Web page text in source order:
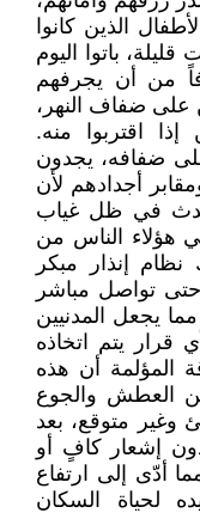
الذين كانوا
باتوا اليوم
من أن يجرفهم
على ضفاف النهر،
اقتربوا منه.
ضفافه، يجدون
أجدادهم لأن
في ظل غياب
هؤلاء الناس من
نظام إنذار مبكر
تواصل مباشر
يجعل المدنيين
قرار يتم اتخاذه
المؤلمة أن هذه
العطش والجوع
وغير متوقع، بعد
إشعار كافٍ أو
أدّى إلى ارتفاع
لحياة السكان